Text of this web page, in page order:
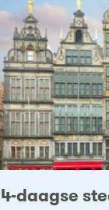
4-daagse